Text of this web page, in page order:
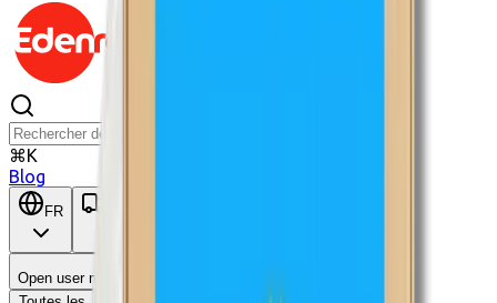
⌘K
Blog
FR
Open user menu